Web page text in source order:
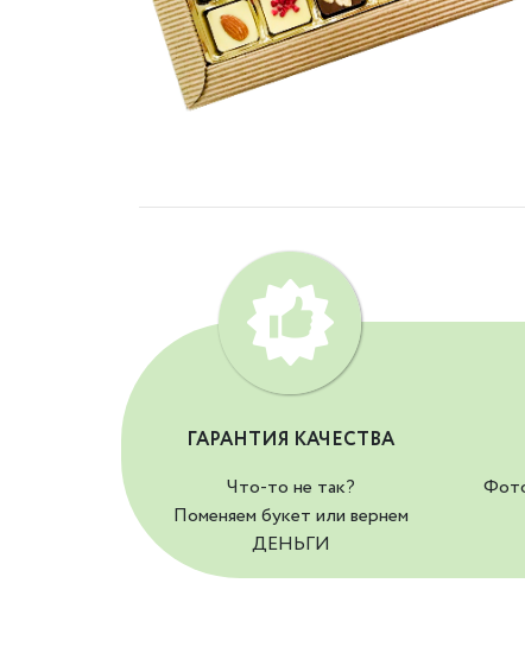
ГАРАНТИЯ КАЧЕСТВА
Что-то не так?
Поменяем букет или вернем
ДЕНЬГИ